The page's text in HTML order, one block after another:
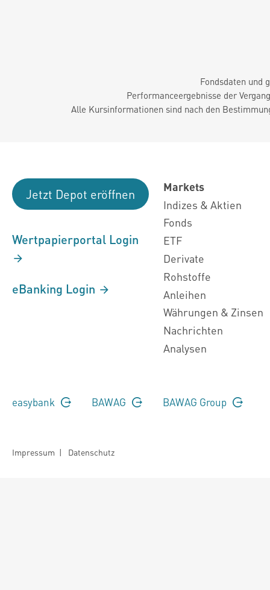
Fondsdaten und
Performanceergebnisse der
Alle Kursinformationen sind nach den
Jetzt Depot eröffnen
Wertpapierportal Login
eBanking Login
Markets
Indizes & Aktien
Fonds
ETF
Derivate
Rohstoffe
Anleihen
Währungen & Zinsen
Nachrichten
Analysen
easybank BAWAG BAWAG Group
Impressum | Datenschutz